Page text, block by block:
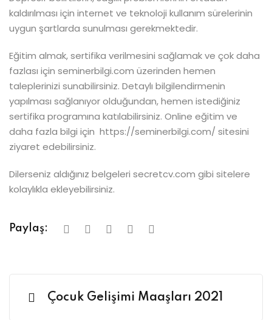
kaldırılması için internet ve teknoloji kullanım sürelerinin
uygun şartlarda sunulması gerekmektedir.
Eğitim almak, sertifika verilmesini sağlamak ve çok daha
fazlası için seminerbilgi.com üzerinden hemen
taleplerinizi sunabilirsiniz. Detaylı bilgilendirmenin
yapılması sağlanıyor olduğundan, hemen istediğiniz
sertifika programına katılabilirsiniz. Online eğitim ve
daha fazla bilgi için https://seminerbilgi.com/ sitesini
ziyaret edebilirsiniz.
Dilerseniz aldığınız belgeleri secretcv.com gibi sitelere
kolaylıkla ekleyebilirsiniz.
Paylaş:
Çocuk Gelişimi Maaşları 2021